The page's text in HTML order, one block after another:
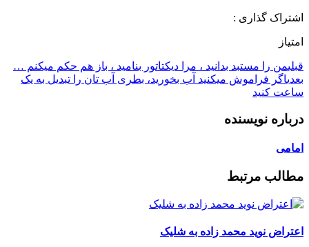
اشتراک گذاری :
امتیاز
قبلیمن را مستبد بدانید ، مرا دیکتاتور بنامید ، باز هم حکم میکنم …
بعدیاگر فراموش میکنید آب بخورید، بطری آب تان را تبدیل به یک
ساعت کنید
درباره نویسنده
امامی
مطالب مرتبط
اعتراض نوید محمد زاده به شلیک